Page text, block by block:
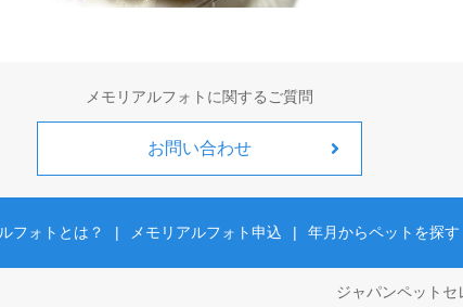
メモリアルフォトに関するご質問
お問い合わせ
フォトとは？ | メモリアルフォト申込 | 年月からペットを探す
ジャパンペットセ